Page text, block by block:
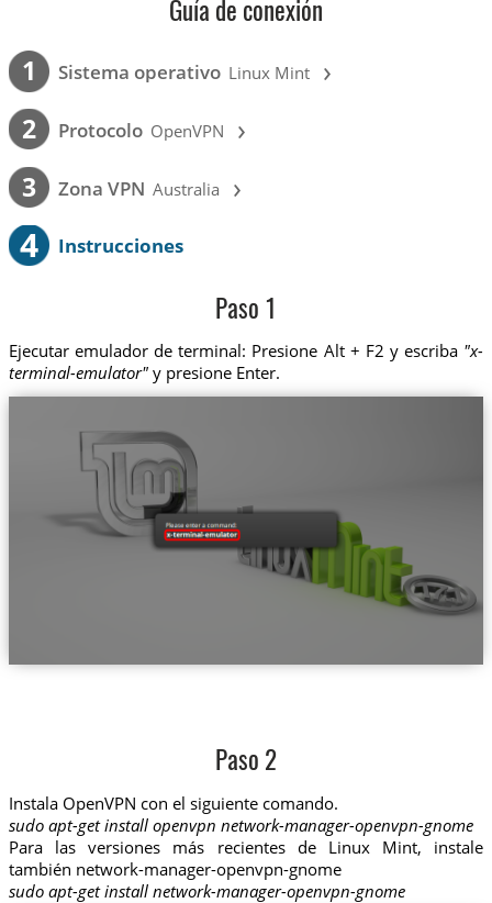
Guía de conexión
1 Sistema operativo Linux Mint ›
2 Protocolo OpenVPN ›
3 Zona VPN Australia ›
4 Instrucciones
Paso 1
Ejecutar emulador de terminal: Presione Alt + F2 y escriba "x-
terminal-emulator"y presione Enter.
Paso 2
Instala OpenVPN con el siguiente comando.
sudo apt-get install openvpn network-manager-openvpn-gnome
Para las versiones más recientes de Linux Mint, instale
también network-manager-openvpn-gnome
sudo apt-get install network-manager-openvpn-gnome